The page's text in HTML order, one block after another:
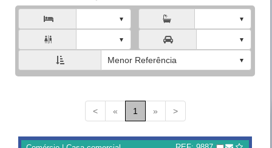

 
Menor Referência
< « 1 » >